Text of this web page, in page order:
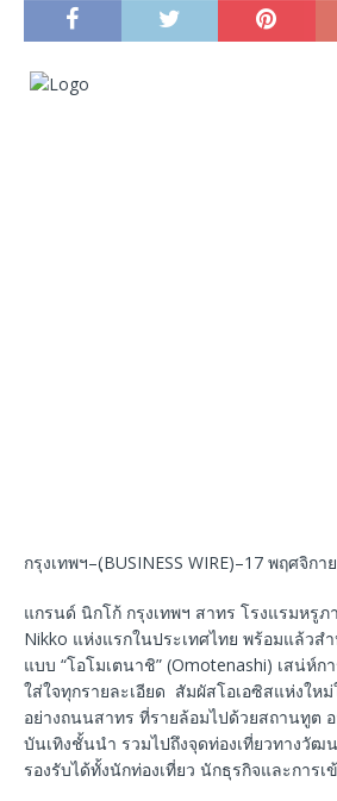
กรุงเทพฯ–(ฺBUSINESS WIRE)–17 พฤศจิกา
แกรนด์ นิกโก้ กรุงเทพฯ สาทร โรงแรมหรูภ
Nikko แห่งแรกในประเทศไทย พร้อมแล้วส
แบบ “โอโมเตนาชิ” (Omotenashi) เสน่ห์
ใส่ใจทุกรายละเอียด สัมผัสโอเอซิสแห่งใหม่
อย่างถนนสาทร ที่รายล้อมไปด้วยสถานทูต
บันเทิงชั้นนำ รวมไปถึงจุดท่องเที่ยวทางวัฒ
รองรับได้ทั้งนักท่องเที่ยว นักธุรกิจและการ